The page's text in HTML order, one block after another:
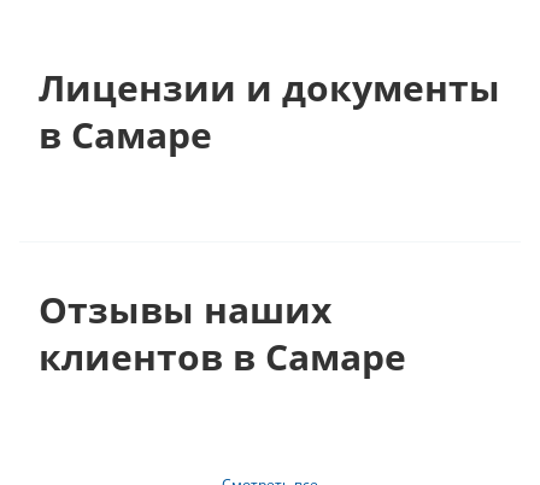
Лицензии и документы
в Самаре
Отзывы наших
клиентов в Самаре